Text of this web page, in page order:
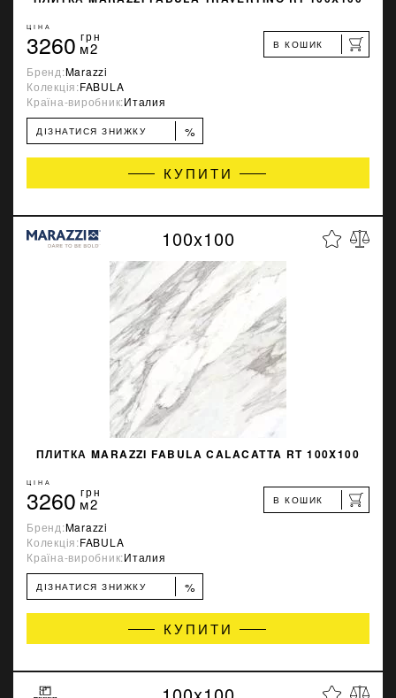
ЦІНА
3260 грн
м2 В КОШИК
Бренд:Marazzi
Колекція:FABULA
Країна-виробник:Италия
ДІЗНАТИСЯ ЗНИЖКУ %
КУПИТИ
100x100
ПЛИТКА MARAZZI FABULA CALACATTA RT 100X100
ЦІНА
3260 грн
м2 В КОШИК
Бренд:Marazzi
Колекція:FABULA
Країна-виробник:Италия
ДІЗНАТИСЯ ЗНИЖКУ %
КУПИТИ